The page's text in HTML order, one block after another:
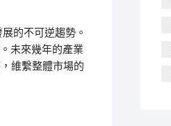
的不可逆趨勢。
未來幾年的產業
維繫整體市場的